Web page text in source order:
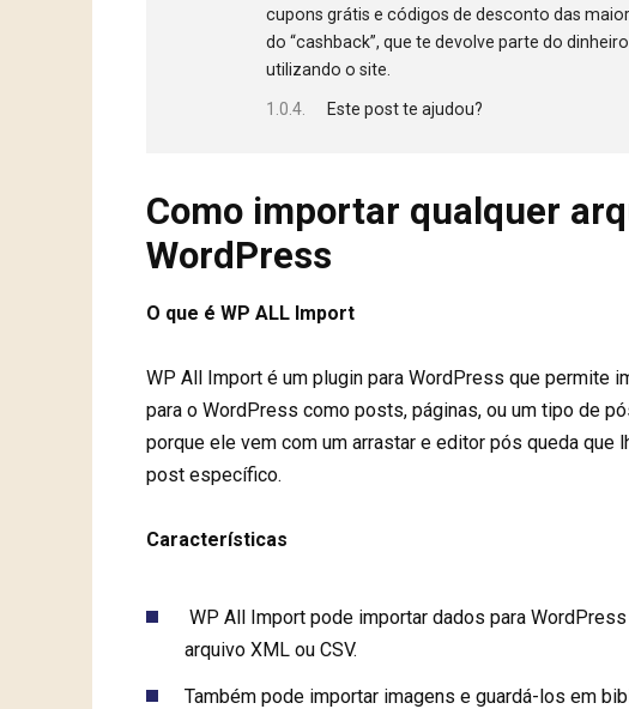
cupons grátis e códigos de desconto das
do “cashback”, que te devolve parte do
utilizando o site.
Este post te ajudou?
Como importar qualquer
WordPress
O que é WP ALL Import
WP All Import é um plugin para WordPress que permite
para o WordPress como posts, páginas, ou um tipo de
porque ele vem com um arrastar e editor pós queda
post específico.
Características
WP All Import pode importar dados para
arquivo XML ou CSV.
Também pode importar imagens e guardá-los em